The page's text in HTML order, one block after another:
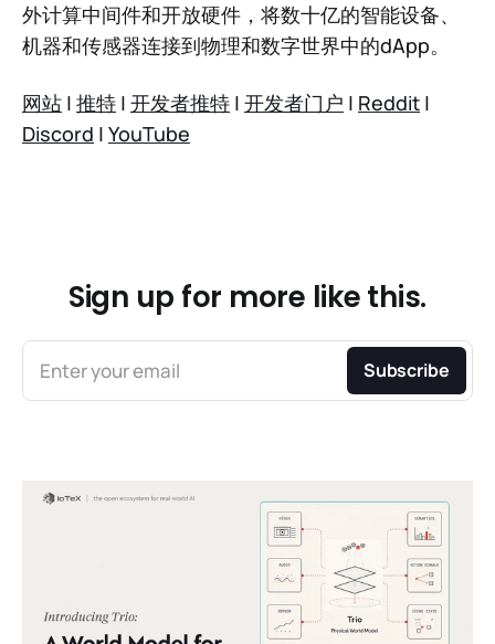
外计算中间件和开放硬件，将数十亿的智能设备、
机器和传感器连接到物理和数字世界中的dApp。
网站 | 推特 | 开发者推特 | 开发者门户 | Reddit |
Discord | YouTube
Sign up for more like this.
Enter your email Subscribe